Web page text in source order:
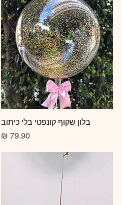
תצוגה מהירה
בלון שקוף קונפטי בלי כיתוב
מחיר‏79.90 ‏₪